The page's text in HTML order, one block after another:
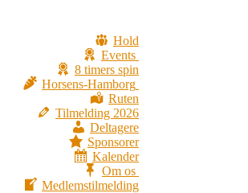
Hold
Events
8 timers spin
Horsens-Hamborg
Ruten
Tilmelding 2026
Deltagere
Sponsorer
Kalender
Om os
Medlemstilmelding